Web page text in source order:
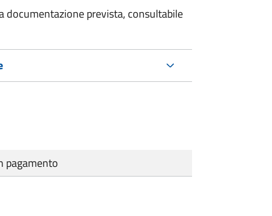
documentazione prevista, consultabile
pagamento